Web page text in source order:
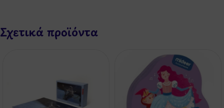
Σχετικά προϊόντα